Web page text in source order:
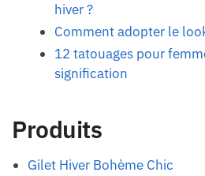
hiver ?
Comment adopter le
12 tatouages pour
signification
Produits
Gilet Hiver Bohème Chic